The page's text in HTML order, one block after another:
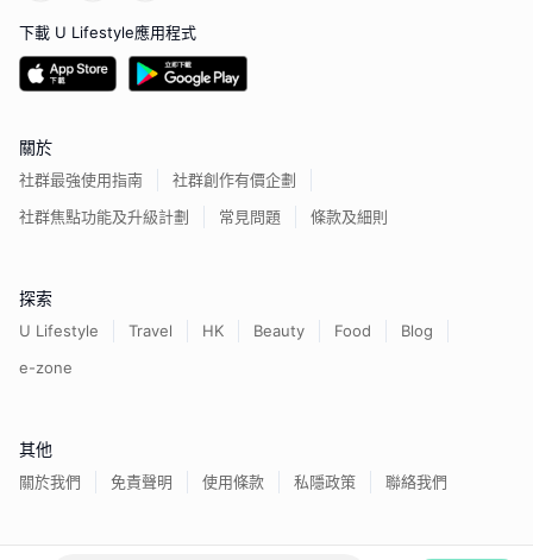
下載 U Lifestyle應用程式
關於
社群最強使用指南
社群創作有價企劃
社群焦點功能及升級計劃
常見問題 條款及細則
探索
U Lifestyle Travel HK Beauty Food
Blog
e-zone
其他
關於我們 免責聲明 使用條款 私隱政策 聯絡我們